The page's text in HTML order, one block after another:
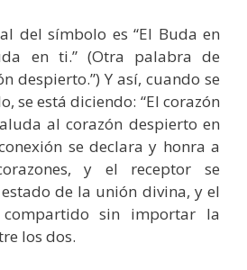
del símbolo es “El Buda en
en ti.” (Otra palabra de
despierto.”) Y así, cuando se
se está diciendo: “El corazón
al corazón despierto en
se declara y honra a
y el receptor se
de la unión divina, y el
sin importar la
los dos.